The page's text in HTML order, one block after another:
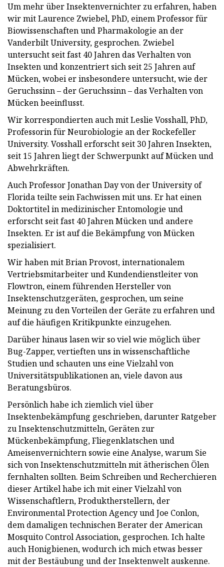
Um mehr über Insektenvernichter zu erfahren, haben
wir mit Laurence Zwiebel, PhD, einem Professor für
Biowissenschaften und Pharmakologie an der
Vanderbilt University, gesprochen. Zwiebel
untersucht seit fast 40 Jahren das Verhalten von
Insekten und konzentriert sich seit 25 Jahren auf
Mücken, wobei er insbesondere untersucht, wie der
Geruchssinn – der Geruchssinn – das Verhalten von
Mücken beeinflusst.
Wir korrespondierten auch mit Leslie Vosshall, PhD,
Professorin für Neurobiologie an der Rockefeller
University. Vosshall erforscht seit 30 Jahren Insekten,
seit 15 Jahren liegt der Schwerpunkt auf Mücken und
Abwehrkräften.
Auch Professor Jonathan Day von der University of
Florida teilte sein Fachwissen mit uns. Er hat einen
Doktortitel in medizinischer Entomologie und
erforscht seit fast 40 Jahren Mücken und andere
Insekten. Er ist auf die Bekämpfung von Mücken
spezialisiert.
Wir haben mit Brian Provost, internationalem
Vertriebsmitarbeiter und Kundendienstleiter von
Flowtron, einem führenden Hersteller von
Insektenschutzgeräten, gesprochen, um seine
Meinung zu den Vorteilen der Geräte zu erfahren und
auf die häufigen Kritikpunkte einzugehen.
Darüber hinaus lasen wir so viel wie möglich über
Bug-Zapper, vertieften uns in wissenschaftliche
Studien und schauten uns eine Vielzahl von
Universitätspublikationen an, viele davon aus
Beratungsbüros.
Persönlich habe ich ziemlich viel über
Insektenbekämpfung geschrieben, darunter Ratgeber
zu Insektenschutzmitteln, Geräten zur
Mückenbekämpfung, Fliegenklatschen und
Ameisenvernichtern sowie eine Analyse, warum Sie
sich von Insektenschutzmitteln mit ätherischen Ölen
fernhalten sollten. Beim Schreiben und Recherchieren
dieser Artikel habe ich mit einer Vielzahl von
Wissenschaftlern, Produktherstellern, der
Environmental Protection Agency und Joe Conlon,
dem damaligen technischen Berater der American
Mosquito Control Association, gesprochen. Ich halte
auch Honigbienen, wodurch ich mich etwas besser
mit der Bestäubung und der Insektenwelt auskenne.